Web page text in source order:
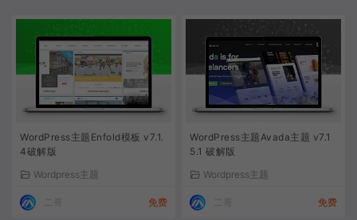
WordPress主题Enfold模板 v7.1.
4破解版
Wordpress主题
免费
WordPress主题Avada主题 v7.1
5.1 破解版
Wordpress主题
免费